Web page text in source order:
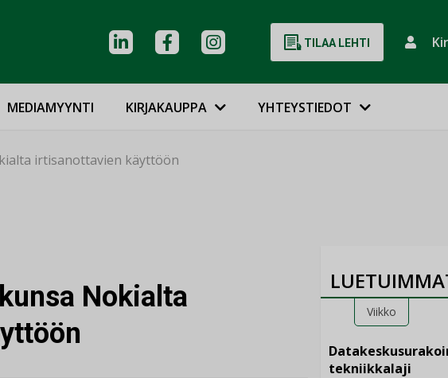
TILAA LEHTI
MEDIAMYYNTI KIRJAKAUPPA YHTEYSTIEDOT
irtisanottavien käyttöön
Nokialta
Viikko
tekniikkalaji